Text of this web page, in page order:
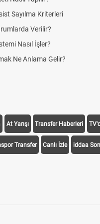
At Yarışı Transfer Haberleri
Transfer Canlı İzle iddaa